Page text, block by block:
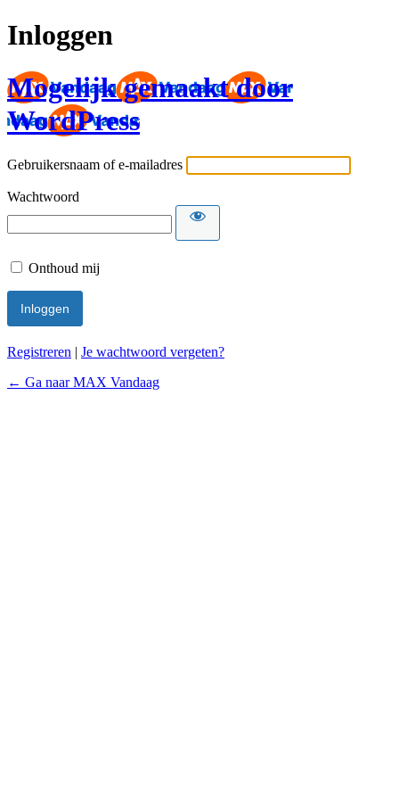
Inloggen
Mogelijk gemaakt door
WordPress
Gebruikersnaam of e-mailadres
Wachtwoord
Onthoud mij
Registreren | Je wachtwoord vergeten?
← Ga naar MAX Vandaag